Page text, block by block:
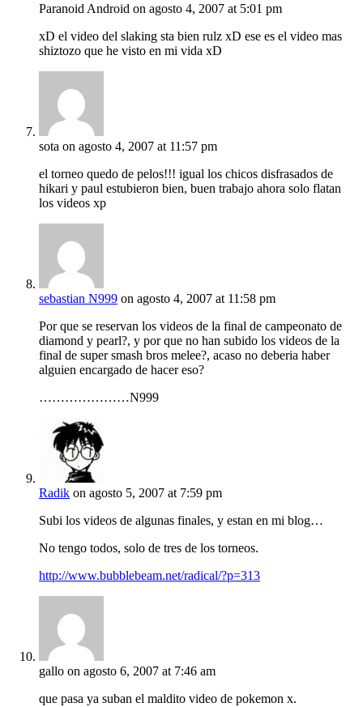
Paranoid Android on agosto 4, 2007 at 5:01 pm
xD el video del slaking sta bien rulz xD ese es el video mas
shiztozo que he visto en mi vida xD
sota on agosto 4, 2007 at 11:57 pm
el torneo quedo de pelos!!! igual los chicos disfrasados de
hikari y paul estubieron bien, buen trabajo ahora solo flatan
los videos xp
sebastian N999 on agosto 4, 2007 at 11:58 pm
Por que se reservan los videos de la final de campeonato de
diamond y pearl?, y por que no han subido los videos de la
final de super smash bros melee?, acaso no deberia haber
alguien encargado de hacer eso?
…………………N999
Radik on agosto 5, 2007 at 7:59 pm
Subi los videos de algunas finales, y estan en mi blog…
No tengo todos, solo de tres de los torneos.
http://www.bubblebeam.net/radical/?p=313
gallo on agosto 6, 2007 at 7:46 am
que pasa ya suban el maldito video de pokemon x.